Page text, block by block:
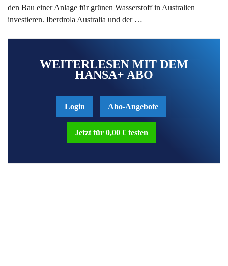
den Bau einer Anlage für grünen Wasserstoff in Australien
investieren. Iberdrola Australia und der …
WEITERLESEN MIT DEM
HANSA+ ABO
Login Abo-Angebote
Jetzt für 0,00 € testen